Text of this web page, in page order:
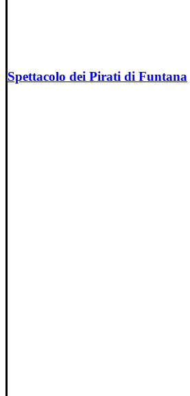
Spettacolo dei Pirati di Funtana